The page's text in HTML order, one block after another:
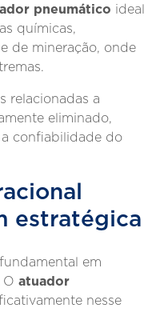
pneumático ideal
químicas,
de mineração, onde
relacionadas a
eliminado,
confiabilidade do
estratégica
em
Oatuador
nesse